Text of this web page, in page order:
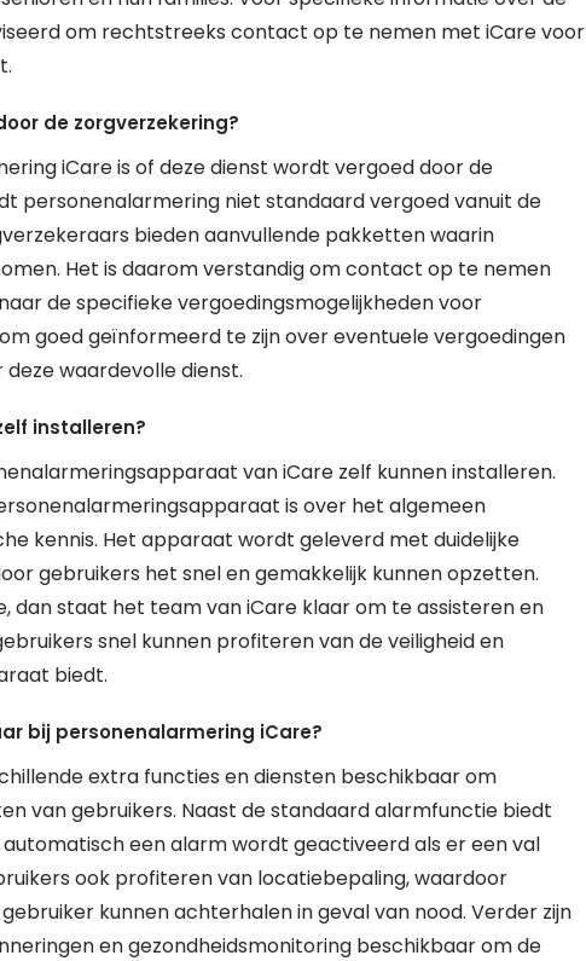
om rechtstreeks contact op te nemen met iCare voor
de zorgverzekering?
iCare is of deze dienst wordt vergoed door de
personenalarmering niet standaard vergoed vanuit de
bieden aanvullende pakketten waarin
Het is daarom verstandig om contact op te nemen
de specifieke vergoedingsmogelijkheden voor
goed geïnformeerd te zijn over eventuele vergoedingen
waardevolle dienst.
installeren?
van iCare zelf kunnen installeren.
is over het algemeen
kennis. Het apparaat wordt geleverd met duidelijke
gebruikers het snel en gemakkelijk kunnen opzetten.
dan staat het team van iCare klaar om te assisteren en
snel kunnen profiteren van de veiligheid en
biedt.
bij personenalarmering iCare?
extra functies en diensten beschikbaar om
van gebruikers. Naast de standaard alarmfunctie biedt
een alarm wordt geactiveerd als er een val
ook profiteren van locatiebepaling, waardoor
kunnen achterhalen in geval van nood. Verder zijn
en gezondheidsmonitoring beschikbaar om de